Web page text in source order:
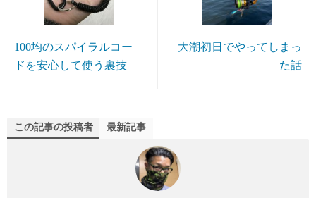
100均のスパイラルコー
ドを安心して使う裏技
大潮初日でやってしまっ
た話
この記事の投稿者 最新記事